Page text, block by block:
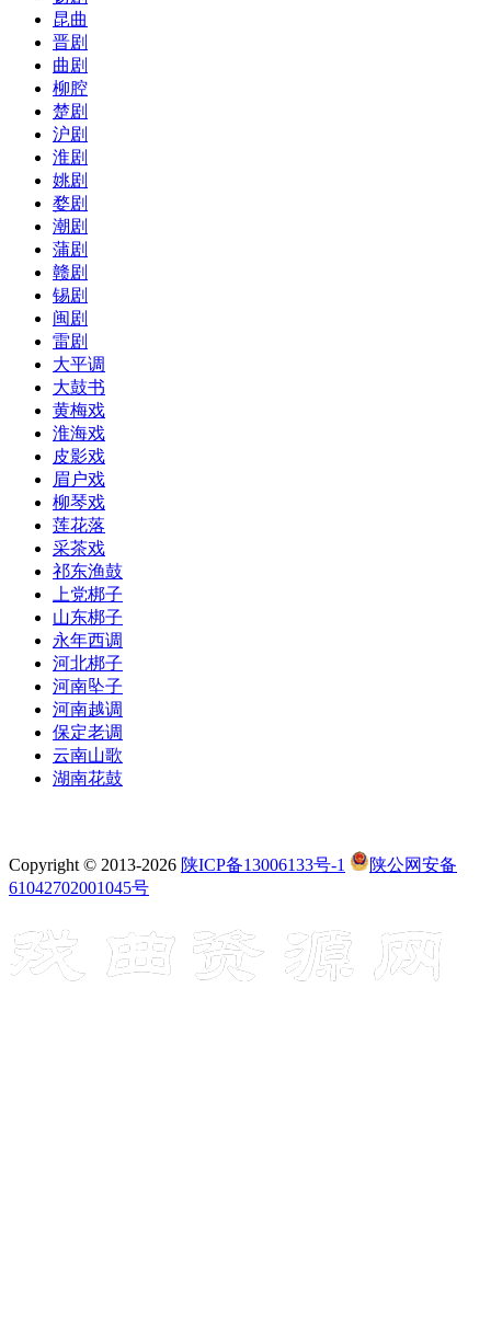
昆曲
晋剧
曲剧
柳腔
楚剧
沪剧
淮剧
姚剧
婺剧
潮剧
蒲剧
赣剧
锡剧
闽剧
雷剧
大平调
大鼓书
黄梅戏
淮海戏
皮影戏
眉户戏
柳琴戏
莲花落
采茶戏
祁东渔鼓
上党梆子
山东梆子
永年西调
河北梆子
河南坠子
河南越调
保定老调
云南山歌
湖南花鼓
Copyright © 2013-2026 陕ICP备13006133号-1
陕公网安备
61042702001045号